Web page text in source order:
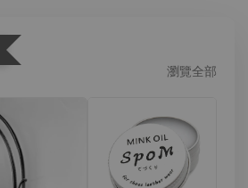
瀏覽全部